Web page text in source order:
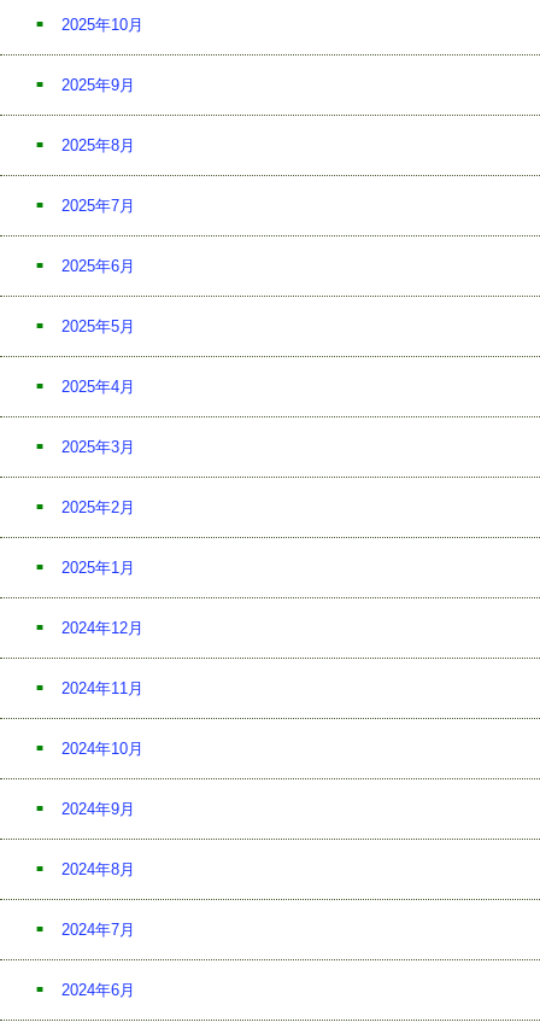
2025年10月
2025年9月
2025年8月
2025年7月
2025年6月
2025年5月
2025年4月
2025年3月
2025年2月
2025年1月
2024年12月
2024年11月
2024年10月
2024年9月
2024年8月
2024年7月
2024年6月